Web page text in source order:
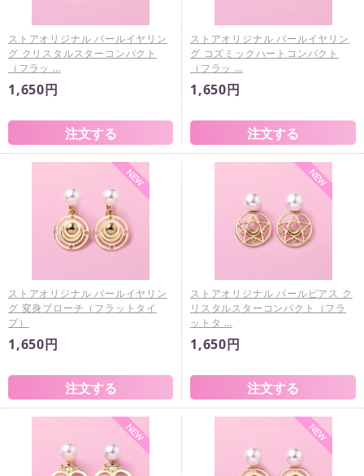
ストアオリジナル パールイヤリン
グ クリスタルスターコンパクト
（フラッ …
1,650円
ストアオリジナル パールイヤリン
グ コズミックハートコンパクト
（フラッ …
1,650円
ストアオリジナル パールイヤリン
グ 変身ブローチ（フラットタイ
プ）
1,650円
ストアオリジナル パールピアス ク
リスタルスターコンパクト（フラ
ットタ …
1,650円